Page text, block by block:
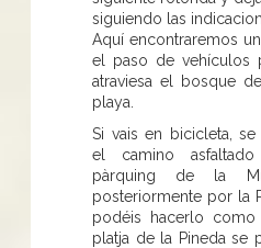
siguiendo las
Aquí encontraremos
el paso de vehículos
atraviesa el bosque
playa.
Si vais en bicicleta,
el camino
pàrquing de la
posteriormente por la
podéis hacerlo como
platja de la Pineda se